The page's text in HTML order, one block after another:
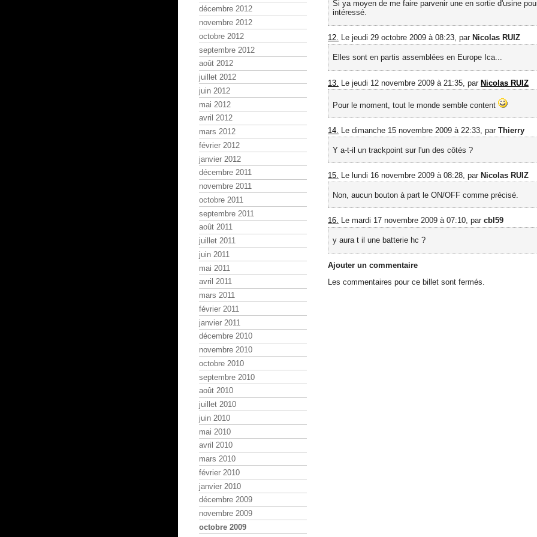
Si ya moyen de me faire parvenir une en sortie d'usine
intéressé.
12. Le jeudi 29 octobre 2009 à 08:23, par Nicolas RUIZ
Elles sont en partis assemblées en Europe Ica...
13. Le jeudi 12 novembre 2009 à 21:35, par Nicolas RUIZ
Pour le moment, tout le monde semble content
14. Le dimanche 15 novembre 2009 à 22:33, par Thierry
Y a-t-il un trackpoint sur l'un des côtés ?
15. Le lundi 16 novembre 2009 à 08:28, par Nicolas RUIZ
Non, aucun bouton à part le ON/OFF comme précisé.
16. Le mardi 17 novembre 2009 à 07:10, par cbl59
y aura t il une batterie hc ?
Ajouter un commentaire
Les commentaires pour ce billet sont fermés.
décembre 2012
novembre 2012
octobre 2012
septembre 2012
août 2012
juillet 2012
juin 2012
mai 2012
avril 2012
mars 2012
février 2012
janvier 2012
décembre 2011
novembre 2011
octobre 2011
septembre 2011
août 2011
juillet 2011
juin 2011
mai 2011
avril 2011
mars 2011
février 2011
janvier 2011
décembre 2010
novembre 2010
octobre 2010
septembre 2010
août 2010
juillet 2010
juin 2010
mai 2010
avril 2010
mars 2010
février 2010
janvier 2010
décembre 2009
novembre 2009
octobre 2009